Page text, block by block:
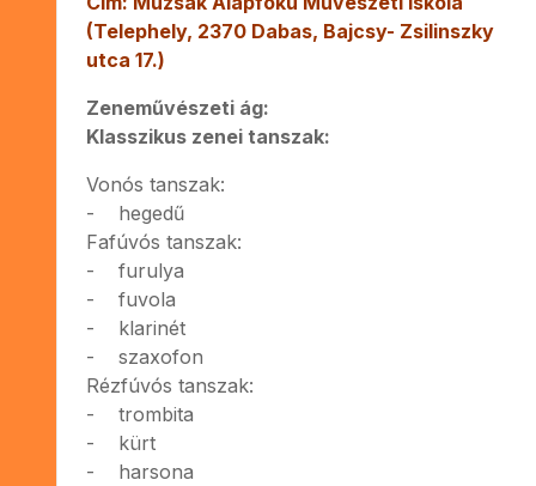
(Telephely, 2370 Dabas, Bajcsy- Zsilinszky
utca 17.)
Zeneművészeti ág:
Klasszikus zenei tanszak:
Vonós tanszak:
- hegedű
Fafúvós tanszak:
- furulya
- fuvola
- klarinét
- szaxofon
Rézfúvós tanszak:
- trombita
- kürt
- harsona